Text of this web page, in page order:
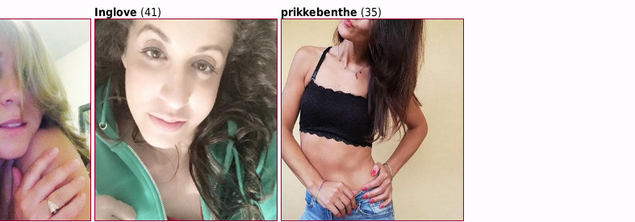
Inglove (41) prikkebenthe (35)